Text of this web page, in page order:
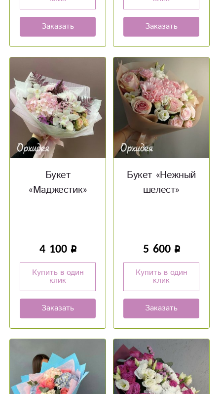
Заказать Заказать
Букет
«Маджестик»
4 100
Купить в один
клик
Заказать
Букет «Нежный
шелест»
5 600
Купить в один
клик
Заказать